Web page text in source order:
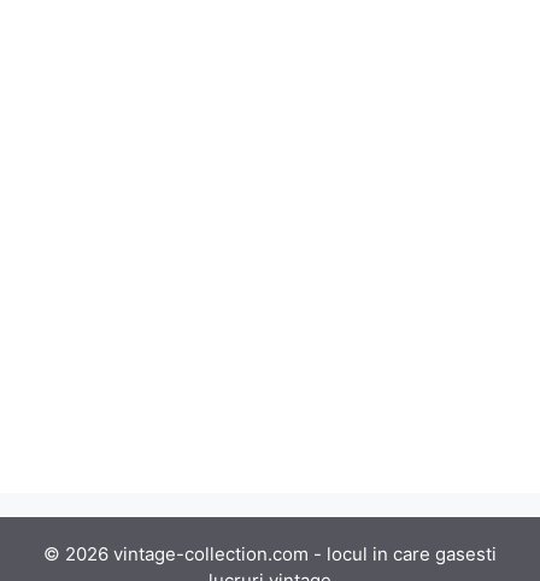
© 2026 vintage-collection.com - locul in care gasesti